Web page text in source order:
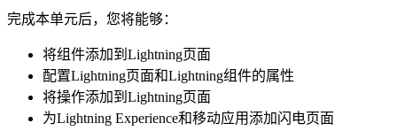
完成本单元后，您将能够：
将组件添加到Lightning页面
配置Lightning页面和Lightning组件的属性
将操作添加到Lightning页面
为Lightning Experience和移动应用添加闪电页面